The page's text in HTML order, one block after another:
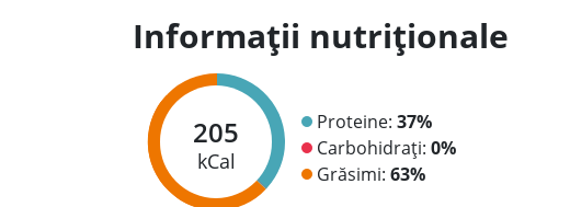
Informații nutriționale
205
kCal
Proteine: 37%
Carbohidrați: 0%
Grăsimi: 63%